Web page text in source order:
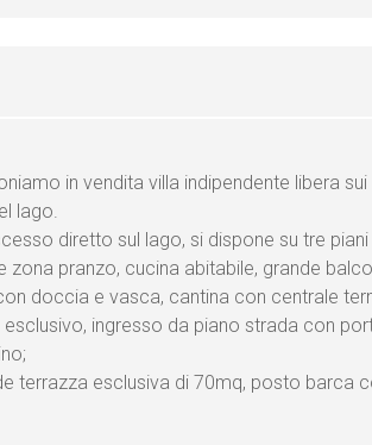
in vendita villa indipendente libera
lago.
diretto sul lago, si dispone su tre
pranzo, cucina abitabile, grande
doccia e vasca, cantina con centrale
ingresso da piano strada con
terrazza esclusiva di 70mq, posto barca